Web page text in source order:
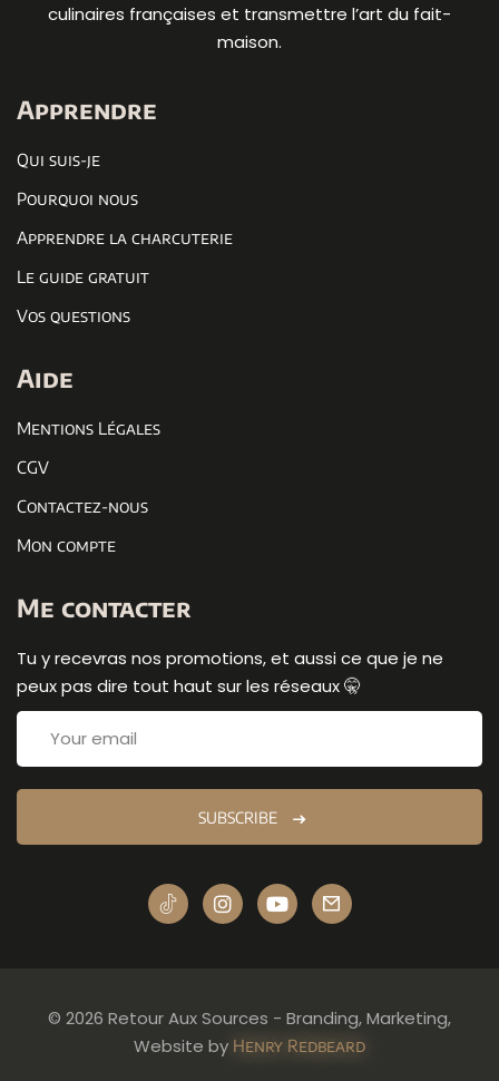
culinaires françaises et transmettre l’art du fait-
maison.
Apprendre
Qui suis-je
Pourquoi nous
Apprendre la charcuterie
Le guide gratuit
Vos questions
Aide
Mentions Légales
CGV
Contactez-nous
Mon compte
Me contacter
Tu y recevras nos promotions, et aussi ce que je ne
peux pas dire tout haut sur les réseaux 🤫
SUBSCRIBE
© 2026 Retour Aux Sources - Branding, Marketing,
Website by Henry Redbeard